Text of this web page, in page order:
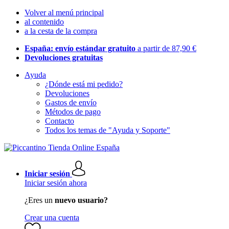
Volver al menú principal
al contenido
a la cesta de la compra
España: envío estándar gratuito a partir de 87,90 €
Devoluciones gratuitas
Ayuda
¿Dónde está mi pedido?
Devoluciones
Gastos de envío
Métodos de pago
Contacto
Todos los temas de "Ayuda y Soporte"
Iniciar sesión
Iniciar sesión ahora
¿Eres un nuevo usuario?
Crear una cuenta